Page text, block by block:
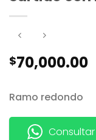
$70,000.00
Ramo redondo